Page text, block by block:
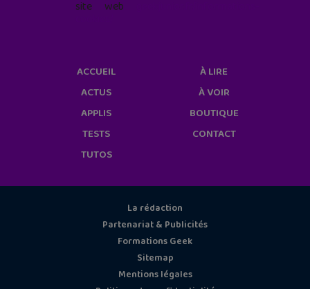
site web
ACCUEIL
ACTUS
APPLIS
TESTS
TUTOS
À LIRE
À VOIR
BOUTIQUE
CONTACT
La rédaction
Partenariat & Publicités
Formations Geek
Sitemap
Mentions légales